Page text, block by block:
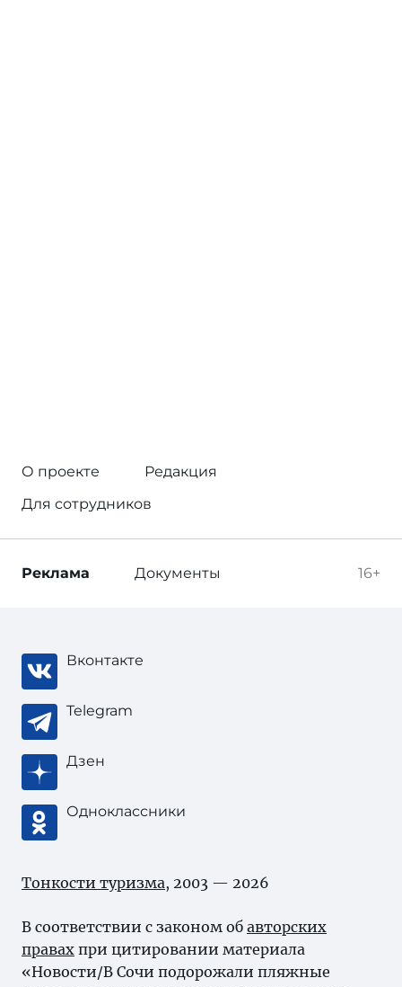
О проекте
Редакция
Для сотрудников
16+
Реклама Документы
Вконтакте
Telegram
Дзен
Одноклассники
Тонкости туризма, 2003 — 2026
В соответствии с законом об авторских
правах при цитировании материала
«Новости/В Сочи подорожали пляжные